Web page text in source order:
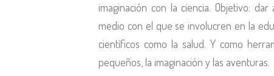
imaginación con la ciencia. Objetivo:
medio con el que se involucren en la
científicos como la salud. Y como
pequeños, la imaginación y las aventuras.